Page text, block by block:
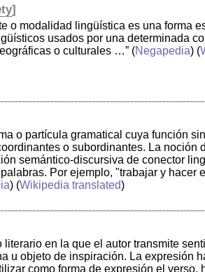
]
o modalidad lingüística es una forma
usados por una determinada
o culturales …” (Negapedia) (
o partícula gramatical cuya función
o subordinantes. La
semántico-discursiva de conector
Por ejemplo, "trabajar y hacer
) (Wikipedia translated)
literario en la que el autor transmite
u objeto de inspiración. La expresión
como forma de expresión el